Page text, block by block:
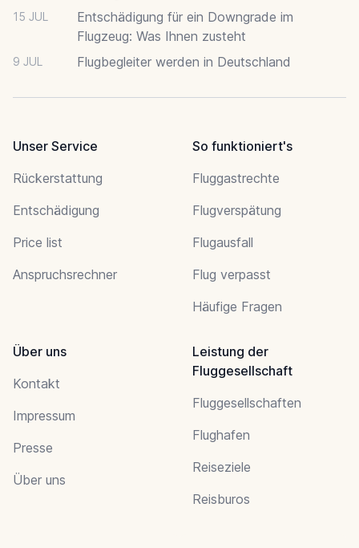
15 JUL
Entschädigung für ein Downgrade im
Flugzeug: Was Ihnen zusteht
9 JUL Flugbegleiter werden in Deutschland
Unser Service
Rückerstattung
Entschädigung
Price list
Anspruchsrechner
So funktioniert's
Fluggastrechte
Flugverspätung
Flugausfall
Flug verpasst
Häufige Fragen
Über uns
Kontakt
Impressum
Presse
Über uns
Leistung der
Fluggesellschaft
Fluggesellschaften
Flughafen
Reiseziele
Reisburos